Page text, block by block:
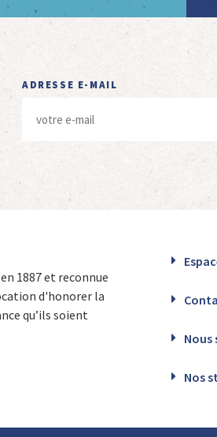
ADRESSE E-MAIL
1887 et reconnue
d'honorer la
qu’ils soient
Nos